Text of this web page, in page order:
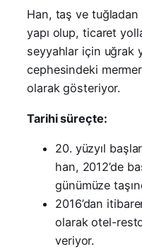
Han, taş ve tuğladan
yapı olup, ticaret
seyyahlar için uğrak
cephesindeki
olarak gösteriyor.
Tarihi süreçte:
20. yüzyıl
han, 2012’de
günümüze
2016’dan
olarak otel-
veriyor.